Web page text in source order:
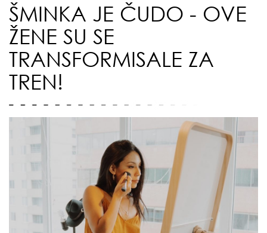
ŠMINKA JE ČUDO - OVE
ŽENE SU SE
TRANSFORMISALE ZA
TREN!